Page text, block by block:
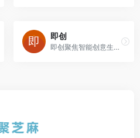
即创
即创聚焦智能创意生产与管理，提供多场景服务，赋能客户创新与商业化经营。